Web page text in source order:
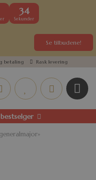
34
Sekunder
Se tilbudene!
betaling Rask levering